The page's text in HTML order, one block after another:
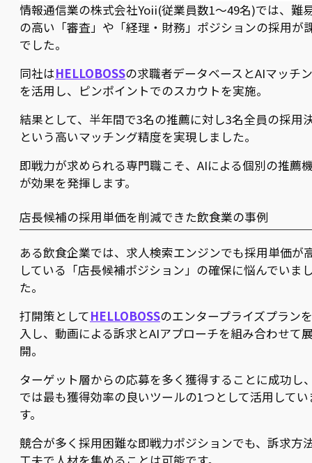
情報通信業の株式会社Yoii(従業員数1〜49名)では、難
の高い「審査」や「経理・財務」ポジションの採用が
でした。
同社はHELLOBOSSの求職者データベースとAIマッチ
を活用し、ピンポイントでのスカウトを実施。
結果として、半年間で3名の推薦に対し3名全員の採用
という高いマッチング精度を実現しました。
即戦力が求められる専門職こそ、AIによる個別の推薦
が効果を発揮します。
店長候補の採用単価を削減できた飲食業の事例
ある飲食企業では、求人検索エンジンでも採用単価が
している「店長候補ポジション」の確保に悩んでいま
た。
打開策としてHELLOBOSSのエンタープライズプラン
入し、動画による訴求とAIアプローチを組み合わせて
開。
ターゲット層からの応募を多く獲得することに成功し
では最も獲得効率の良いツールの1つとして活用してい
す。
競合が多く採用困難な即戦力ポジションでも、訴求方